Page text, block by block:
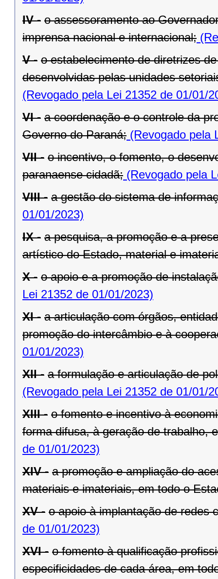
IV - o assessoramento ao
imprensa nacional e internacional;
V - o estabelecimento de diretrizes
desenvolvidas pelas unidades
(Revogado pela Lei 21352 de 01/01/
VI - a coordenação e o controle da
Governo do Paraná; (Revogado pela
VII - o incentivo, o fomento, o
paranaense cidadã; (Revogado pela
VIII - a gestão do sistema de
01/01/2023)
IX - a pesquisa, a promoção e a
artístico do Estado, material e
X - o apoio e a promoção de
Lei 21352 de 01/01/2023)
XI - a articulação com órgãos,
promoção do intercâmbio e à
01/01/2023)
XII - a formulação e articulação de
(Revogado pela Lei 21352 de 01/01/
XIII - o fomento e incentivo à
forma difusa, à geração de trabalho,
de 01/01/2023)
XIV - a promoção e ampliação do
materiais e imateriais, em todo o
XV - o apoio à implantação de redes
de 01/01/2023)
XVI - o fomento à qualificação
especificidades de cada área, em